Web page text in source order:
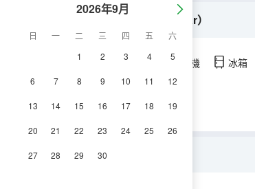
2026年9月
日 一 二 三 四 五
六
1
2 3 4 5
6 7 8 9 10 11 12
13 14 15 16 17 18 19
20 21 22 23 24 25 26
27 28 29 30
（智慧客房+手機電視投屏+歡樂Minibar）
空調 淋浴 電視機 冰箱
房（手機電視投屏+Minibar）